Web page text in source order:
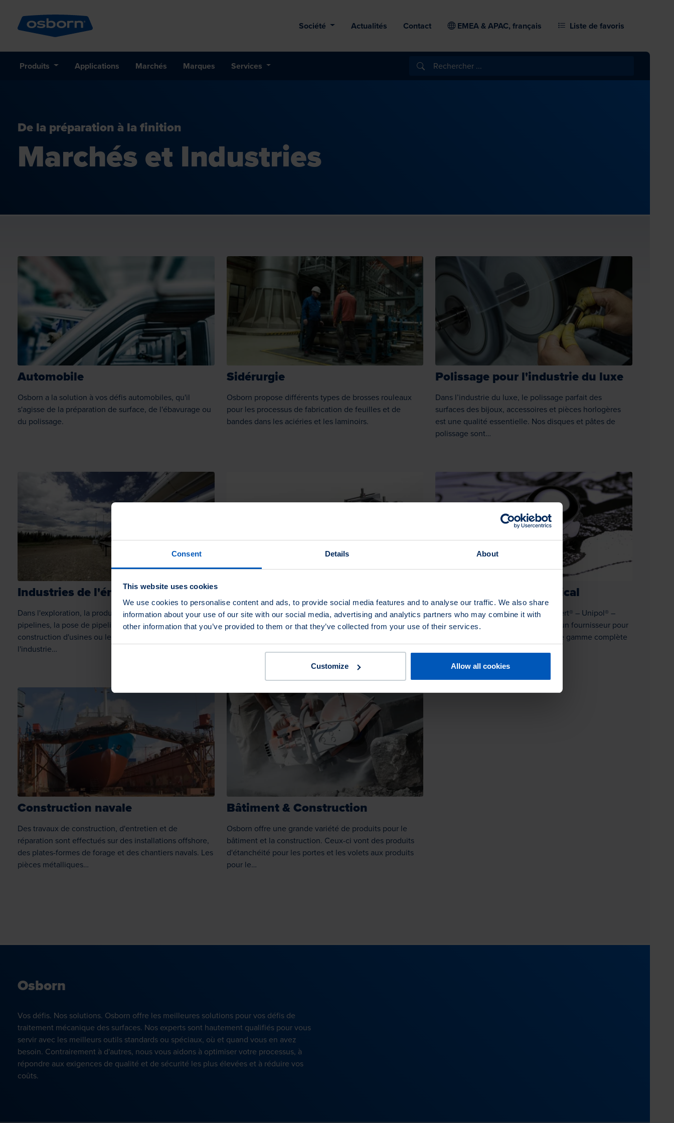
Consent Details About
This website uses cookies
We use cookies to personalise content and ads, to provide social media features and to analyse our traffic. We also share
information about your use of our site with our social media, advertising and analytics partners who may combine it with
other information that you’ve provided to them or that they’ve collected from your use of their services.
Customize Allow all cookies
Société Actualités Contact EMEA & APAC, français Liste de favoris
Produits Applications Marchés Marques Services
De la préparation à la finition
Marchés et Industries
Automobile
Osborn a la solution à vos défis automobiles, qu'il
s'agisse de la préparation de surface, de l'ébavurage ou
du polissage.
Sidérurgie
Osborn propose différents types de brosses rouleaux
pour les processus de fabrication de feuilles et de
bandes dans les aciéries et les laminoirs.
Polissage pour l'industrie du luxe
Dans l’industrie du luxe, le polissage parfait des
surfaces des bijoux, accessoires et pièces horlogères
est une qualité essentielle. Nos disques et pâtes de
polissage sont…
Industries de l'énergie
Dans l'exploration, la production, la fabrication de
pipelines, la pose de pipelines (on et offshore), la
construction d'usines ou le raclage, nos clients de
l'industrie…
L'automatisation et les technologies nouvelles ont
déferlé et le traitement de surface moderne a largement
commande numérique…
Polissage dans le médical
Osborn, à travers les marques : Lippert® – Unipol® –
Langsol® – Canning® – Rotifix®, est un fournisseur pour
l’industrie médicale bien connu. Une gamme complète
Construction navale
Des travaux de construction, d'entretien et de
réparation sont effectués sur des installations offshore,
des plates-formes de forage et des chantiers navals. Les
pièces métalliques…
Bâtiment & Construction
Osborn offre une grande variété de produits pour le
bâtiment et la construction. Ceux-ci vont des produits
d'étanchéité pour les portes et les volets aux produits
pour le…
Osborn
Vos défis. Nos solutions. Osborn offre les meilleures solutions pour vos défis de
traitement mécanique des surfaces. Nos experts sont hautement qualifiés pour vous
servir avec les meilleurs outils standards ou spéciaux, où et quand vous en avez
besoin. Contrairement à d'autres, nous vous aidons à optimiser votre processus, à
répondre aux exigences de qualité et de sécurité les plus élevées et à réduire vos
coûts.